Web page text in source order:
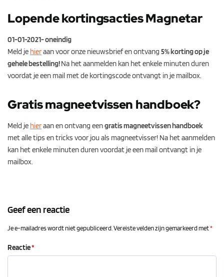
Lopende kortingsacties Magnetar
01-01-2021- oneindig
Meld je hieraan voor onze nieuwsbrief en ontvang 5% korting op je
gehele bestelling!Na het aanmelden kan het enkele minuten duren
voordat je een mail met de kortingscode ontvangt in je mailbox.
Gratis magneetvissen handboek?
Meld je hieraan en ontvang eengratis magneetvissen handboek
met alle tips en tricks voor jou als magneetvisser! Na het aanmelden
kan het enkele minuten duren voordat je een mail ontvangt in je
mailbox.
Geef een reactie
Je e-mailadres wordt niet gepubliceerd. Vereiste velden zijn gemarkeerd met*
Reactie*